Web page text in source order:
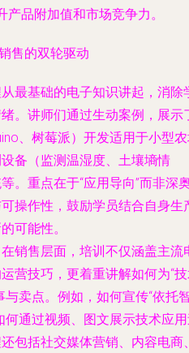
品附加值和市场竞争力。
售的双轮驱动
从最基础的电子知识讲起，消除
。讲师们通过生动案例，展示
、树莓派）开发适用于小型
备（监测温湿度、土壤墒情
。重点在于“应用导向”而非深
操作性，鼓励学员结合自身生
可能性。
在销售层面，培训不仅涵盖主流
营技巧，更着重讲解如何为“
与卖点。例如，如何宣传“依托
何通过视频、图文展示技术应
包括社交媒体营销、内容电商